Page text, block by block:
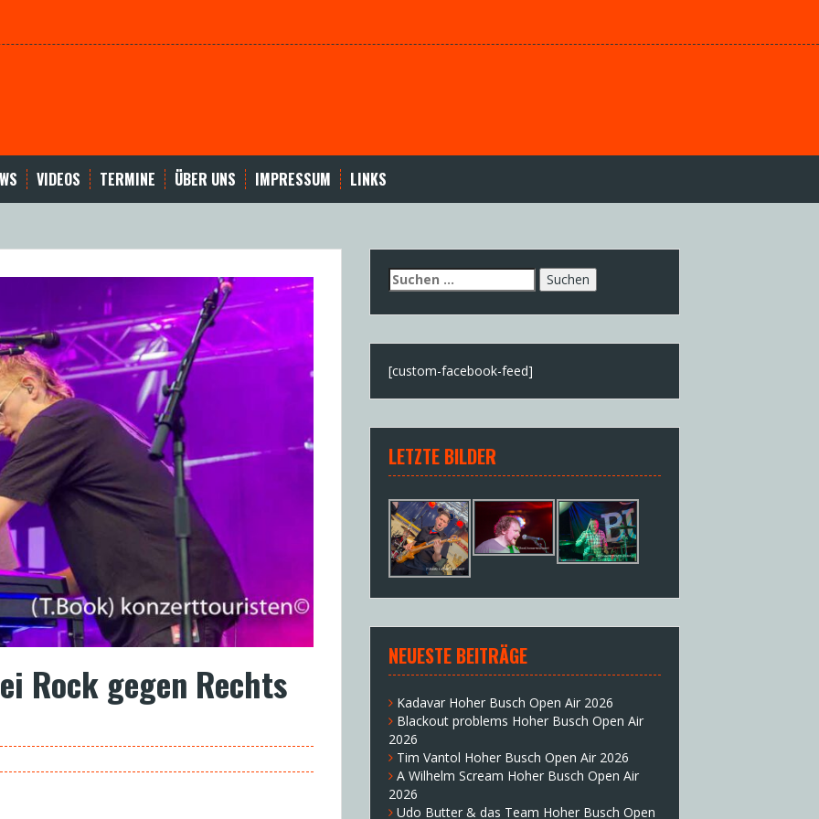
VIDEOS TERMINE ÜBER UNS IMPRESSUM LINKS
Rock gegen Rechts
Suchen
nach:
[custom-facebook-feed]
LETZTE BILDER
NEUESTE BEITRÄGE
Kadavar Hoher Busch Open Air 2026
Blackout problems Hoher Busch Open Air
2026
Tim Vantol Hoher Busch Open Air 2026
A Wilhelm Scream Hoher Busch Open Air
2026
Udo Butter & das Team Hoher Busch Open